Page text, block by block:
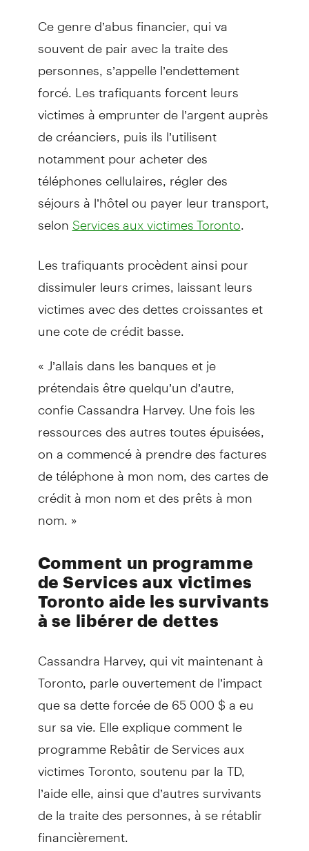
Ce genre d’abus financier, qui va
souvent de pair avec la traite des
personnes, s’appelle l’endettement
forcé. Les trafiquants forcent leurs
victimes à emprunter de l’argent auprès
de créanciers, puis ils l’utilisent
notamment pour acheter des
téléphones cellulaires, régler des
séjours à l’hôtel ou payer leur transport,
selon Services aux victimes Toronto.
Les trafiquants procèdent ainsi pour
dissimuler leurs crimes, laissant leurs
victimes avec des dettes croissantes et
une cote de crédit basse.
« J’allais dans les banques et je
prétendais être quelqu’un d’autre,
confie Cassandra Harvey. Une fois les
ressources des autres toutes épuisées,
on a commencé à prendre des factures
de téléphone à mon nom, des cartes de
crédit à mon nom et des prêts à mon
nom. »
Comment un programme
de Services aux victimes
Toronto aide les survivants
à se libérer de dettes
Cassandra Harvey, qui vit maintenant à
Toronto, parle ouvertement de l’impact
que sa dette forcée de 65 000 $ a eu
sur sa vie. Elle explique comment le
programme Rebâtir de Services aux
victimes Toronto, soutenu par la TD,
l’aide elle, ainsi que d’autres survivants
de la traite des personnes, à se rétablir
financièrement.